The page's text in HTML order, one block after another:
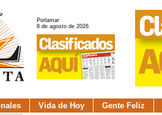
Porlamar
8 de agosto de 2026
Vida de Hoy Gente Feliz